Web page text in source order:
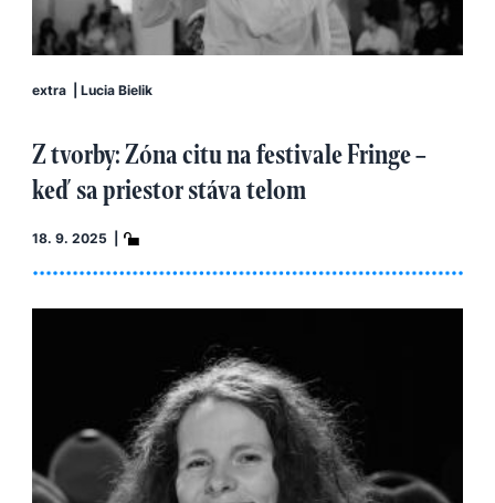
extra Lucia Bielik
Z tvorby: Zóna citu na festivale Fringe –
keď sa priestor stáva telom
18. 9. 2025 |